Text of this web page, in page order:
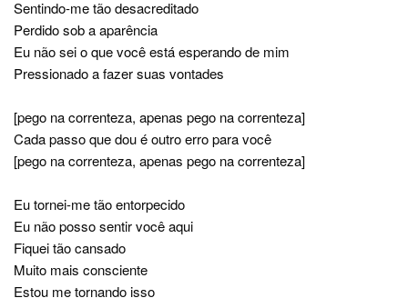
Sentindo-me tão desacreditado
Perdido sob a aparência
Eu não sei o que você está esperando de mim
Pressionado a fazer suas vontades
[pego na correnteza, apenas pego na correnteza]
Cada passo que dou é outro erro para você
[pego na correnteza, apenas pego na correnteza]
Eu tornei-me tão entorpecido
Eu não posso sentir você aqui
Fiquei tão cansado
Muito mais consciente
Estou me tornando isso